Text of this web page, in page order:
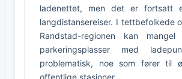
ladenettet, men det er fortsatt
langdistansereiser. I tettbefolkede
Randstad-regionen kan
parkeringsplasser med
problematisk, noe som fører til
offentlige stasjoner.